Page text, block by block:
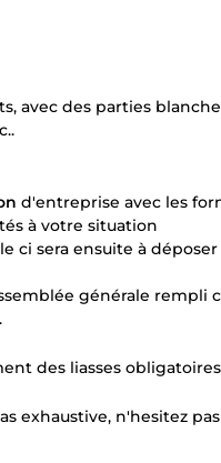
avec des parties
d'entreprise avec les
à votre situation
ci sera ensuite à
générale rempli
des liasses
exhaustive, n'hesitez